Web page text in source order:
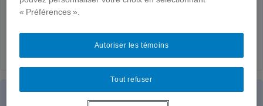
« Préférences ».
Tout refuser
Autoriser les témoins